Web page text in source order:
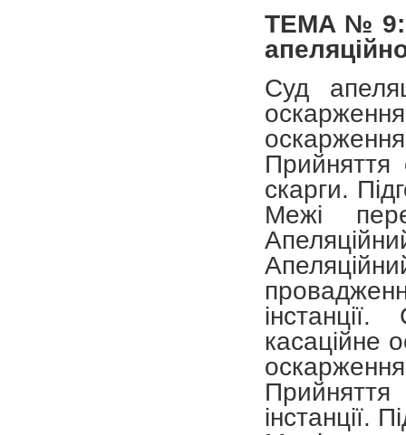
ТЕМА № 9:
Суд
Прийняття
скарги.
Межі
касаційне
інстанції.